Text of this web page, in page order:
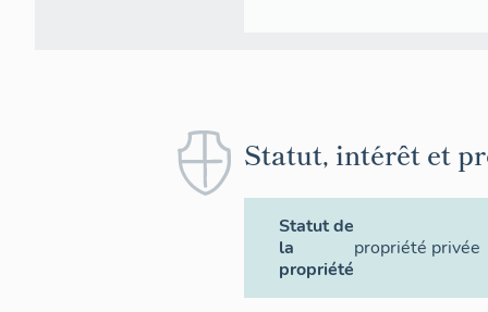
Statut, intérêt et
Statut de
la
propriété
propriété privée